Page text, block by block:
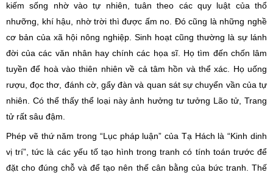
kiếm sống nhờ vào tự nhiên, tuân theo các quy luật của thổ
nhưỡng, khí hậu, nhờ trời thì được ấm no. Đó cũng là những nghề
cơ bản của xã hội nông nghiệp. Sinh hoạt cũng thường là sự lánh
đời của các văn nhân hay chính các họa sĩ. Họ tìm đến chốn lâm
tuyền để hoà vào thiên nhiên về cả tâm hồn và thể xác. Họ uống
rượu, đọc thơ, đánh cờ, gẩy đàn và quan sát sự chuyển vần của tự
nhiên. Có thể thấy thể loại này ảnh hưởng tư tưởng Lão tử, Trang
tử rất sâu đậm.
Phép vẽ thứ năm trong “Lục pháp luận” của Tạ Hách là “Kinh dinh
vị trí”, tức là các yếu tố tạo hình trong tranh có tính toán trước để
đặt cho đúng chỗ và để tạo nên thế cân bằng của bức tranh. Thế